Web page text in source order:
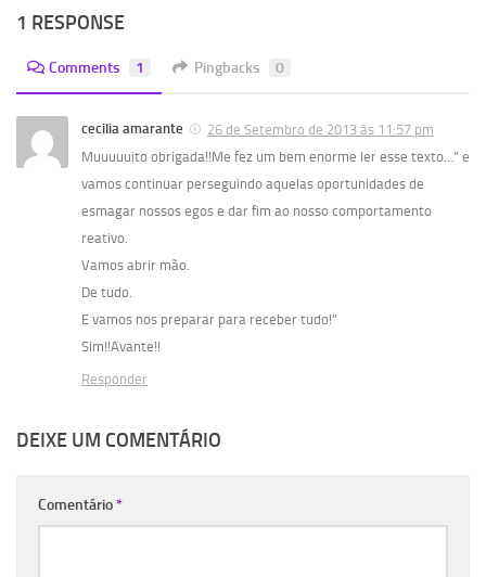
1 RESPONSE
Comments 1 Pingbacks 0
cecilia amarante
26 de Setembro de 2013 às 11:57 pm
Muuuuuito obrigada!!Me fez um bem enorme ler esse texto…” e
vamos continuar perseguindo aquelas oportunidades de
esmagar nossos egos e dar fim ao nosso comportamento
reativo.
Vamos abrir mão.
De tudo.
E vamos nos preparar para receber tudo!”
Sim!!Avante!!
Responder
DEIXE UM COMENTÁRIO
Comentário*